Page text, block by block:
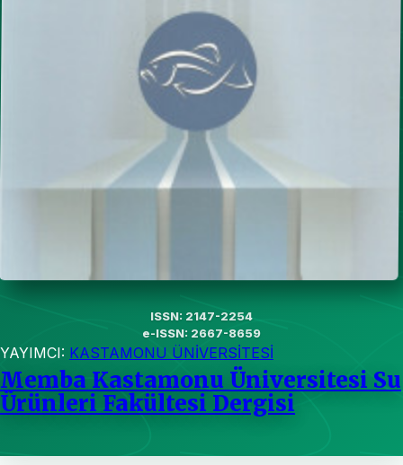
ISSN: 2147-2254
e-ISSN: 2667-8659
YAYIMCI: KASTAMONU ÜNİVERSİTESİ
Memba Kastamonu Üniversitesi Su
Ürünleri Fakültesi Dergisi